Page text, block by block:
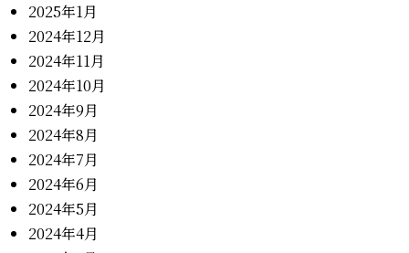
2025年1月
2024年12月
2024年11月
2024年10月
2024年9月
2024年8月
2024年7月
2024年6月
2024年5月
2024年4月